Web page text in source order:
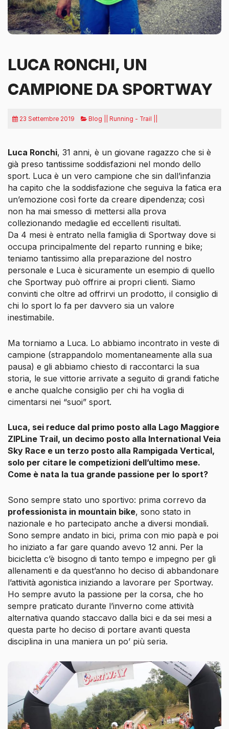
LUCA RONCHI, UN
CAMPIONE DA SPORTWAY
23 Settembre 2019 Blog || Running - Trail ||
Luca Ronchi, 31 anni, è un giovane ragazzo che si è
già preso tantissime soddisfazioni nel mondo dello
sport. Luca è un vero campione che sin dall’infanzia
ha capito che la soddisfazione che seguiva la fatica era
un’emozione così forte da creare dipendenza; così
non ha mai smesso di mettersi alla prova
collezionando medaglie ed eccellenti risultati.
Da 4 mesi è entrato nella famiglia di Sportway dove si
occupa principalmente del reparto running e bike;
teniamo tantissimo alla preparazione del nostro
personale e Luca è sicuramente un esempio di quello
che Sportway può offrire ai propri clienti. Siamo
convinti che oltre ad offrirvi un prodotto, il consiglio di
chi lo sport lo fa per davvero sia un valore
inestimabile.
Ma torniamo a Luca. Lo abbiamo incontrato in veste di
campione (strappandolo momentaneamente alla sua
pausa) e gli abbiamo chiesto di raccontarci la sua
storia, le sue vittorie arrivate a seguito di grandi fatiche
e anche qualche consiglio per chi ha voglia di
cimentarsi nei “suoi” sport.
Luca, sei reduce dal primo posto alla Lago Maggiore
ZIPLine Trail, un decimo posto alla International Veia
Sky Race e un terzo posto alla Rampigada Vertical,
solo per citare le competizioni dell’ultimo mese.
Come è nata la tua grande passione per lo sport?
Sono sempre stato uno sportivo: prima correvo da
professionista in mountain bike, sono stato in
nazionale e ho partecipato anche a diversi mondiali.
Sono sempre andato in bici, prima con mio papà e poi
ho iniziato a far gare quando avevo 12 anni. Per la
bicicletta c’è bisogno di tanto tempo e impegno per gli
allenamenti e da quest’anno ho deciso di abbandonare
l’attività agonistica iniziando a lavorare per Sportway.
Ho sempre avuto la passione per la corsa, che ho
sempre praticato durante l’inverno come attività
alternativa quando staccavo dalla bici e da sei mesi a
questa parte ho deciso di portare avanti questa
disciplina in una maniera un po’ più seria.